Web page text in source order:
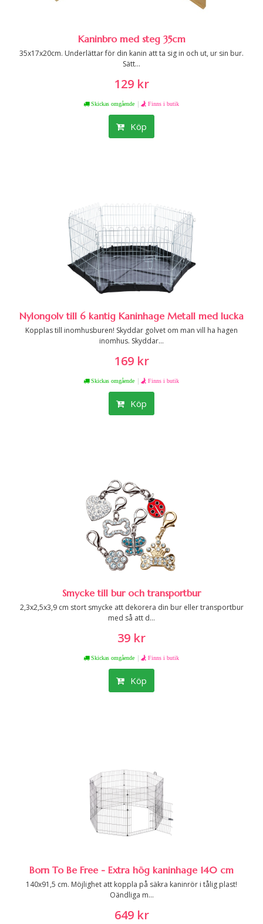
Kaninbro med steg 35cm
35x17x20cm. Underlättar för din kanin att ta sig in och ut, ur sin bur.
Sätt...
129 kr
Skickas omgående | Finns i butik
Köp
Nylongolv till 6 kantig Kaninhage Metall med lucka
Kopplas till inomhusburen! Skyddar golvet om man vill ha hagen
inomhus. Skyddar...
169 kr
Skickas omgående | Finns i butik
Köp
Smycke till bur och transportbur
2,3x2,5x3,9 cm stort smycke att dekorera din bur eller transportbur
med så att d...
39 kr
Skickas omgående | Finns i butik
Köp
Born To Be Free - Extra hög kaninhage 140 cm
140x91,5 cm. Möjlighet att koppla på säkra kaninrör i tålig plast!
Oändliga m...
649 kr